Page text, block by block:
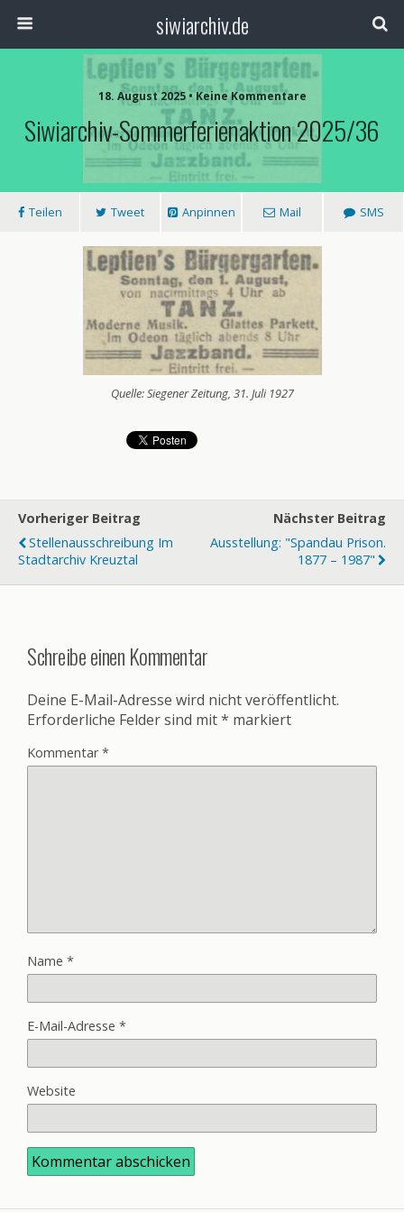
siwiarchiv.de
18. August 2025 • Keine Kommentare
Siwiarchiv-Sommerferienaktion 2025/36
Teilen Tweet Anpinnen Mail SMS
Quelle: Siegener Zeitung, 31. Juli 1927
Vorheriger Beitrag
Stellenausschreibung Im
Stadtarchiv Kreuztal
Nächster Beitrag
Ausstellung: "Spandau Prison.
1877 – 1987"
Schreibe einen Kommentar
Deine E-Mail-Adresse wird nicht veröffentlicht.
Erforderliche Felder sind mit* markiert
Kommentar*
Name *
E-Mail-Adresse *
Website